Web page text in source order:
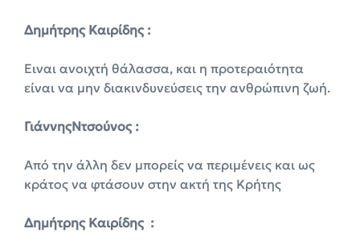
Δημήτρης Καιρίδης :
Ειναι ανοιχτή θάλασσα, και η προτεραιότητα
είναι να μην διακινδυνεύσεις την ανθρώπινη ζωή.
ΓιάννηςΝτσούνος :
Από την άλλη δεν μπορείς να περιμένεις και ως
κράτος να φτάσουν στην ακτή της Κρήτης
Δημήτρης Καιρίδης :